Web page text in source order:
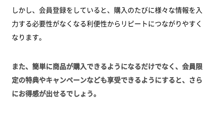
しかし、会員登録をしていると、購入のたびに様々な情報を入
力する必要性がなくなる利便性からリピートにつながりやすく
なります。
また、簡単に商品が購入できるようになるだけでなく、会員限
定の特典やキャンペーンなども享受できるようにすると、さら
にお得感が出せるでしょう。